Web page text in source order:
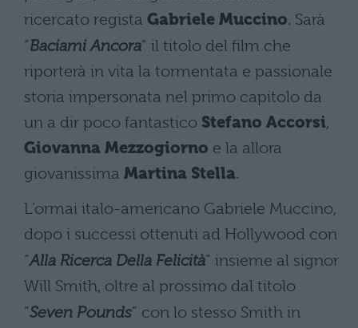
ricercato regista Gabriele Muccino. Sarà
“Baciami Ancora” il titolo del film che
riporterà in vita la tormentata e passionale
storia impersonata nel primo capitolo da
un a dir poco fantastico Stefano Accorsi,
Giovanna Mezzogiorno e la allora
giovanissima Martina Stella.
L’ormai italo-americano Gabriele Muccino,
dopo i successi ottenuti ad Hollywood con
“Alla Ricerca Della Felicità” insieme al signor
Will Smith, oltre al prossimo dal titolo
“Seven Pounds” con lo stesso Smith in